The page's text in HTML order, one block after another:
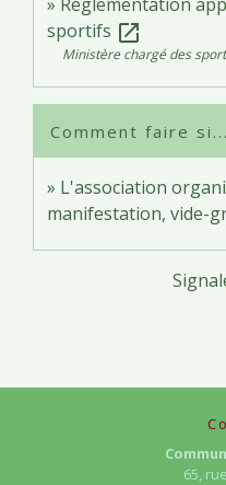
sportifs open_in_new
Ministère chargé des
Comment faire si...
L'association
manifestation, vide-
65,